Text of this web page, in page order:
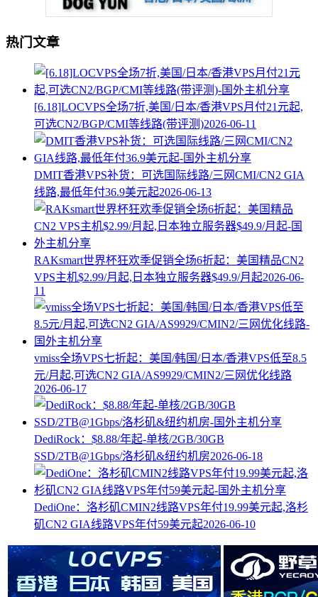
热门文章
[6.18]LOCVPS全场7折,美国/日本/香港VPS月付21元起,
可选CN2/BGP/CMI等线路(带评测)2026-06-11
DMIT香港VPS补货：可选国际线路/三网CMI/CN2 GIA
线路,最低年付36.9美元起2026-06-13
RAKsmart世界杯狂欢季促销全场6折起：美国精品CN2
VPS主机$2.99/月起,日本独立服务器$49.9/月起2026-06-
11
vmiss全场VPS七折起：美国/韩国/日本/香港VPS低至8.5
元/月起,可选CN2 GIA/AS9929/CMIN2/三网优化线路
2026-06-17
DediRock：$8.88/年起-单核/2GB/30GB
SSD/2TB@1Gbps/洛杉矶&纽约机房2026-06-18
DediOne：洛杉矶CMIN2线路VPS年付19.99美元起,洛杉
矶CN2 GIA线路VPS年付59美元起2026-06-10